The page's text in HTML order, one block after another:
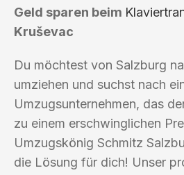
Geld sparen beim
Kruševac
Du möchtest von Salzburg
umziehen und suchst nach
Umzugsunternehmen, das
zu einem erschwinglichen
Umzugskönig Schmitz
die Lösung für dich! Unser